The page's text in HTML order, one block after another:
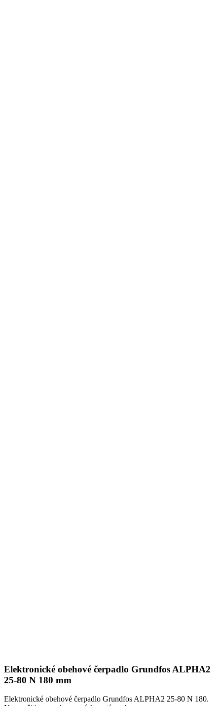
Elektronické obehové čerpadlo Grundfos ALPHA2
25-80 N 180 mm
Elektronické obehové čerpadlo Grundfos ALPHA2 25-80 N 180.